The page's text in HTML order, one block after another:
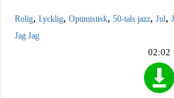
Rolig, Lycklig, Optimistisk, 50-tals jazz, Jul,
Jag Jag
02:02